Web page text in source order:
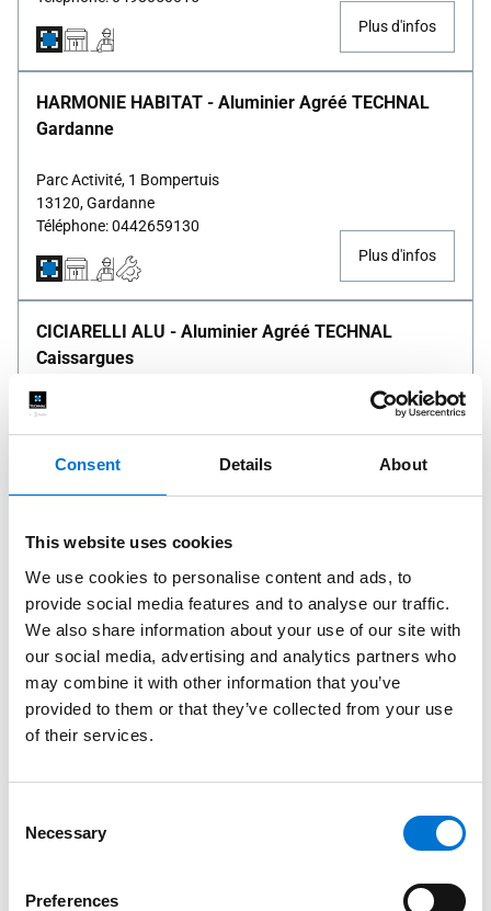
Consent Details About
This website uses cookies
We use cookies to personalise content and ads, to
provide social media features and to analyse our traffic.
We also share information about your use of our site with
our social media, advertising and analytics partners who
may combine it with other information that you’ve
provided to them or that they’ve collected from your use
of their services.
Selection
Necessary
Preferences
Plus d'infos
HARMONIE HABITAT - Aluminier Agréé TECHNAL
Gardanne
Parc Activité, 1 Bompertuis
13120, Gardanne
Téléphone: 0442659130
Plus d'infos
CICIARELLI ALU - Aluminier Agréé TECHNAL
Caissargues
13 RUE DE LA GRAND TERRE - ZONE EURO 2000
30132, Caissargues
Téléphone: 0466290808
Plus d'infos
C'CONFORT 83 - Aluminier Agréé TECHNAL
La Crau
561 CHEMIN LONG QUARTIER GAVARRY
83260, La Crau
Téléphone: 0422448474
BORIES DANIEL - Aluminier Agréé TECHNAL